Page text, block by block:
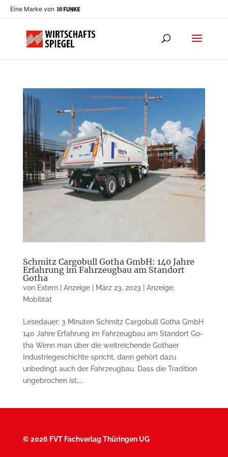
Eine Marke von
Schmitz Cargobull Gotha GmbH: 140 Jahre
Erfahrung im Fahrzeugbau am Standort
Gotha
von Extern | Anzeige| März 23, 2023 Anzeige,
Mobilität
Lesedauer: 3 Minuten Schmitz Cargobull Gotha GmbH
140 Jahre Erfahrung im Fahrzeugbau am Stand­ort Go­
tha Wenn man über die weitreichende Go­thaer
Industriegeschichte spricht, dann gehört dazu
unbedingt auch der Fahrzeugbau. Dass die Tradition
un­ge­brochen ist,...
©2026 FVT Fachverlag Thüringen UG